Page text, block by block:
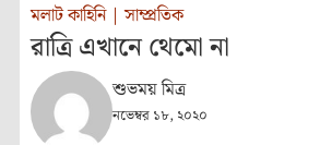
মলাট কাহিনি|সাম্প্রতিক
রাত্রি এখানে থেমো না
শুভময় মিত্র
নভেম্বর ১৮, ২০২০